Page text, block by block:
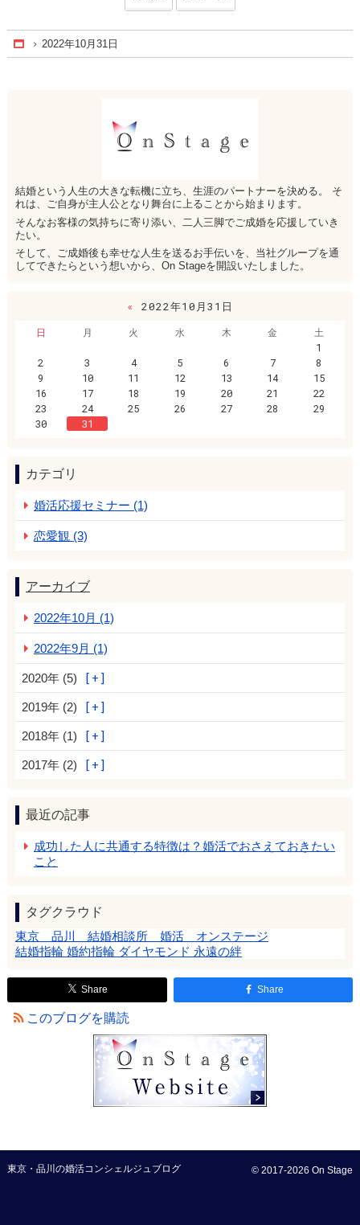
Home
2022年10月31日
結婚という人生の大きな転機に立ち、生涯のパートナーを決める。 そ
れは、ご自身が主人公となり舞台に上ることから始まります。
そんなお客様の気持ちに寄り添い、二人三脚でご成婚を応援していき
たい。
そして、ご成婚後も幸せな人生を送るお手伝いを、当社グループを通
してできたらという想いから、On Stageを開設いたしました。
« 2022年10月31日
日
月 火 水 木 金
土
1
2
3 4 5 6 7
8
9
10 11 12 13 14
15
16
17 18 19 20 21
22
23
24 25 26 27 28
29
30
31
カテゴリ
婚活応援セミナー (1)
恋愛観 (3)
アーカイブ
2022年10月 (1)
2022年9月 (1)
2020年 (5)
2019年 (2)
2018年 (1)
2017年 (2)
最近の記事
成功した人に共通する特徴は？婚活でおさえておきたい
こと
タグクラウド
東京 品川 結婚相談所 婚活 オンステージ
結婚指輪 婚約指輪 ダイヤモンド 永遠の絆
Share Share
このブログを購読
© 2017-2026 On Stage
東京・品川の婚活コンシェルジュブログ